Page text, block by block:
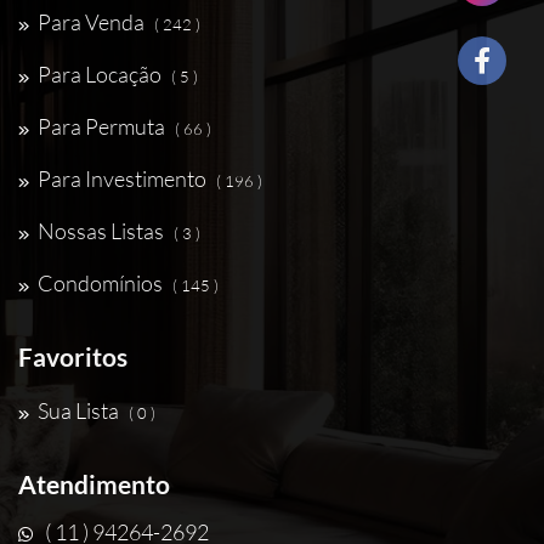
Para Venda ( 242 )
Para Locação ( 5 )
Para Permuta ( 66 )
Para Investimento ( 196 )
Nossas Listas ( 3 )
Condomínios ( 145 )
Favoritos
Sua Lista ( 0 )
Atendimento
( 11 ) 94264-2692